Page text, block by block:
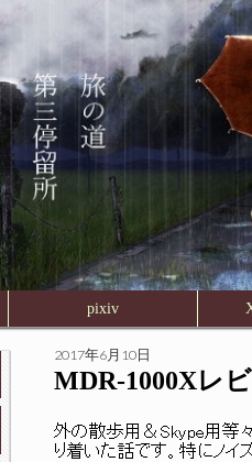
pixiv
2017年6月10日
MDR-1000Xレ
外の散歩用＆Skype用等々
り着いた話です。特にノイ